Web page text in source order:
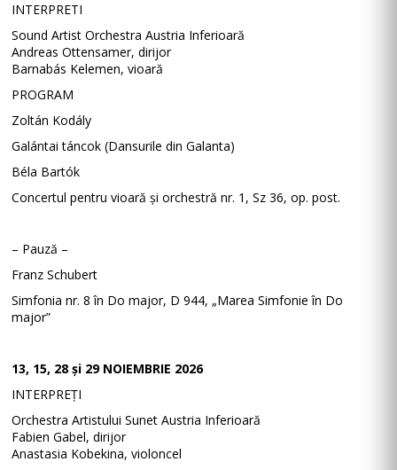
INTERPRETI
Sound Artist Orchestra Austria Inferioară
Andreas Ottensamer, dirijor
Barnabás Kelemen, vioară
PROGRAM
Zoltán Kodály
Galántai táncok (Dansurile din Galanta)
Béla Bartók
Concertul pentru vioară și orchestră nr. 1, Sz 36, op. post.
– Pauză –
Franz Schubert
Simfonia nr. 8 în Do major, D 944, „Marea Simfonie în Do
major”
13, 15, 28 și 29 NOIEMBRIE 2026
INTERPREȚI
Orchestra Artistului Sunet Austria Inferioară
Fabien Gabel, dirijor
Anastasia Kobekina, violoncel